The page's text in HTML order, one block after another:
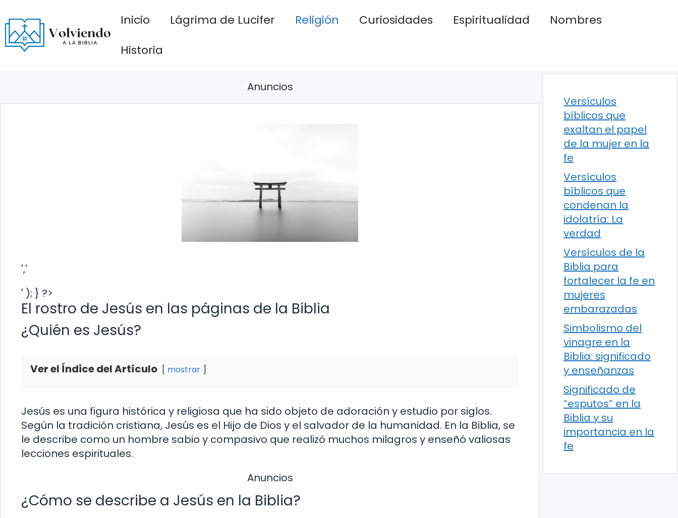
al
contenido
Inicio Lágrima de Lucifer Religión Curiosidades Espiritualidad
Nombres
Historia
Anuncios
','
' ); } ?>
El rostro de Jesús en las páginas de la Biblia
¿Quién es Jesús?
Ver el Índice del Artículo mostrar
Jesús es una figura histórica y religiosa que ha sido objeto de adoración y estudio por siglos.
Según la tradición cristiana, Jesús es el Hijo de Dios y el salvador de la humanidad. En la Biblia, se
le describe como un hombre sabio y compasivo que realizó muchos milagros y enseñó valiosas
lecciones espirituales.
Anuncios
¿Cómo se describe a Jesús en la Biblia?
Versículos
bíblicos que
exaltan el papel
de la mujer en la
fe
Versículos
bíblicos que
condenan la
idolatría: La
verdad
Versículos de la
Biblia para
fortalecer la fe en
mujeres
embarazadas
Simbolismo del
vinagre en la
Biblia: significado
y enseñanzas
Significado de
“esputos” en la
Biblia y su
importancia en la
fe